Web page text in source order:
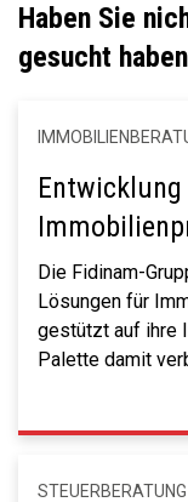
Haben Sie
gesucht
Entwicklung
Die Fidinam-
Lösungen für
gestützt auf ihre
Palette damit
STEUERBERATUNG